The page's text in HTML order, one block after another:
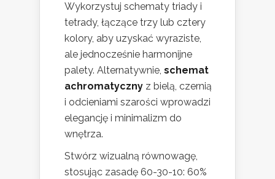
Wykorzystuj schematy triady i
tetrady, łączące trzy lub cztery
kolory, aby uzyskać wyraziste,
ale jednocześnie harmonijne
palety. Alternatywnie, schemat
achromatyczny z bielą, czernią
i odcieniami szarości wprowadzi
elegancję i minimalizm do
wnętrza.
Stwórz wizualną równowagę,
stosując zasadę 60-30-10: 60%